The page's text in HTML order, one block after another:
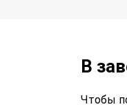
В
Чтобы